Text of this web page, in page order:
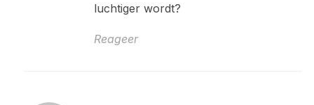
luchtiger wordt?
Reageer